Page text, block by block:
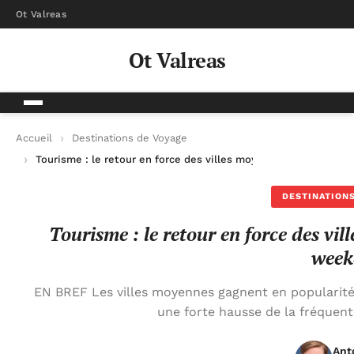
Ot Valreas
Ot Valreas
Accueil
Destinations de Voyage
Tourisme : le retour en force des villes moyennes pour des
Tourisme : le retour en force des
EN BREF Les villes moyennes gagnent en
une forte hausse de la